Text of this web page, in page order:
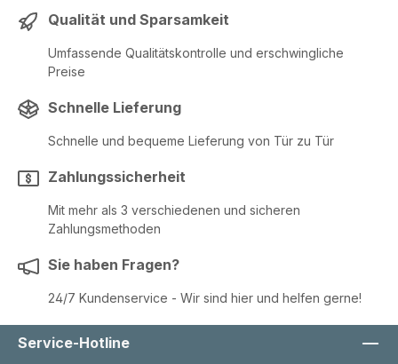
Verstellbarkeit: Ermöglicht eine individuelle
Anpassung der Höhe für unterschiedliche
Fußplatte sorgt für sicheren Stand und
verhindert Wackeln. Vielseitigkeit: Ideal für
Torso-Modellen, Mannequins und anderen
Ausstellungsobjekten. Elegantes Design:
Die verchromte Oberfläche bietet ein
modernes und stilvolles Aussehen, das zu
Standfuß mit Nackenhalterung ist eine
sowohl Flexibilität als auch Stabilität für die
Präsentation von Modellen und
Qualität und Sparsamkeit
Umfassende Qualitätskontrolle und erschwingliche
Preise
Schnelle Lieferung
Schnelle und bequeme Lieferung von Tür zu Tür
Zahlungssicherheit
Mit mehr als 3 verschiedenen und sicheren
Zahlungsmethoden
Sie haben Fragen?
24/7 Kundenservice - Wir sind hier und helfen gerne!
Service-Hotline